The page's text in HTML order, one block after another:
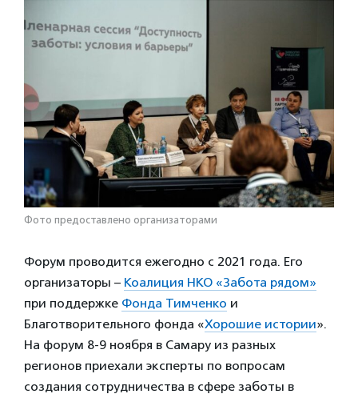
Фото предоставлено организаторами
Форум проводится ежегодно с 2021 года. Его
организаторы – Коалиция НКО «Забота рядом»
при поддержке Фонда Тимченко и
Благотворительного фонда «Хорошие истории».
На форум 8-9 ноября в Самару из разных
регионов приехали эксперты по вопросам
создания сотрудничества в сфере заботы в